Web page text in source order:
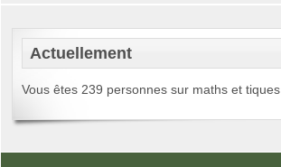
Actuellement
Vous êtes 239 personnes sur maths et tiques